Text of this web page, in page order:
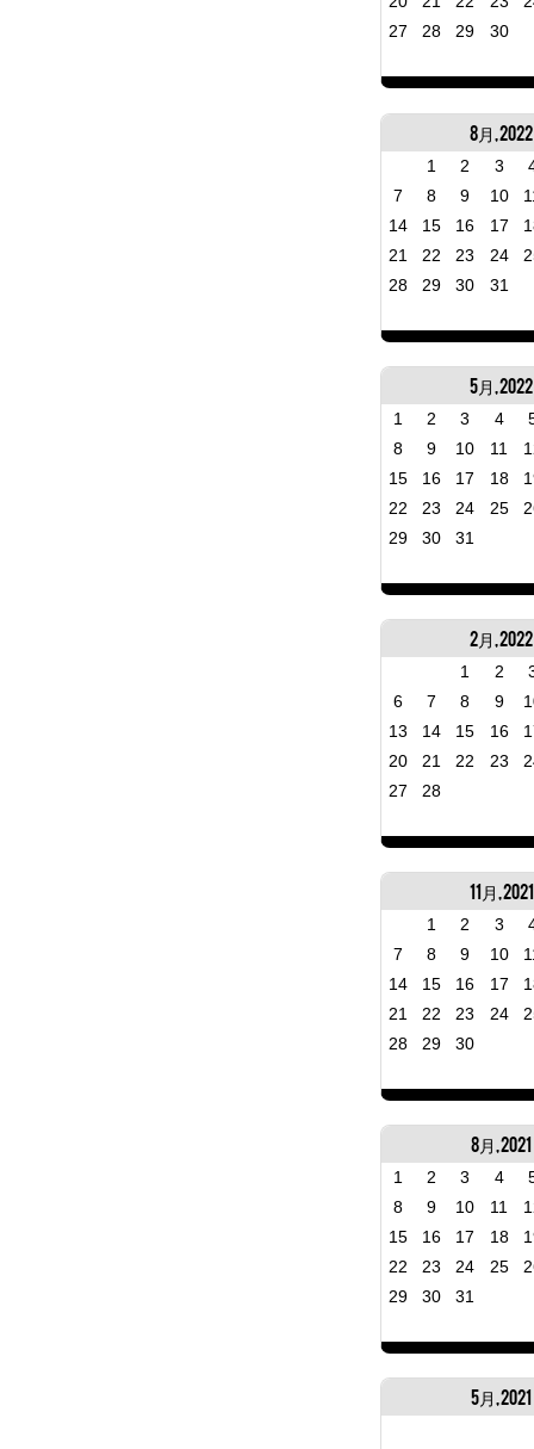
27
28 29 30
8月, 2022
1 2 3
7
8 9 10
14
15 16 17
21
22 23 24
28
29 30 31
5月, 2022
1 2 3 4
8
9 10 11
15
16 17 18
22
23 24 25
29
30 31
2月, 2022
1 2
6
7 8 9
13
14 15 16
20
21 22 23
27
28
11月, 2021
1 2 3
7
8 9 10
14
15 16 17
21
22 23 24
28
29 30
8月, 2021
1 2 3 4
8
9 10 11
15
16 17 18
22
23 24 25
29
30 31
5月, 2021